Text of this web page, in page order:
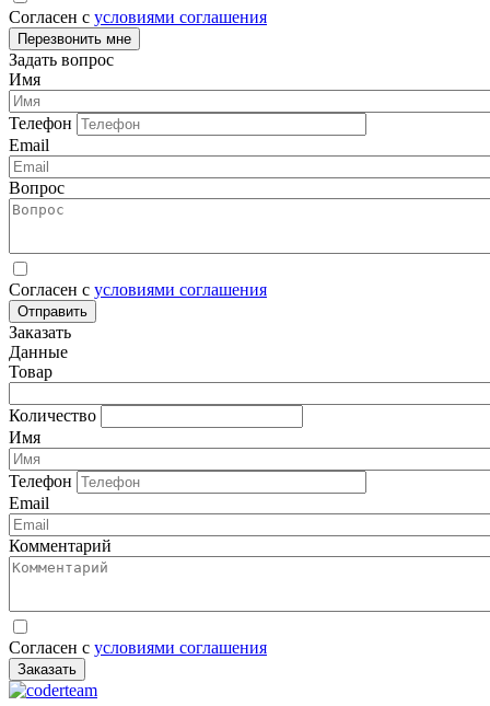
Согласен с условиями соглашения
Перезвонить мне
Задать вопрос
Имя
Телефон
Email
Вопрос
Согласен с условиями соглашения
Отправить
Заказать
Данные
Товар
Количество
Имя
Телефон
Email
Комментарий
Согласен с условиями соглашения
Заказать